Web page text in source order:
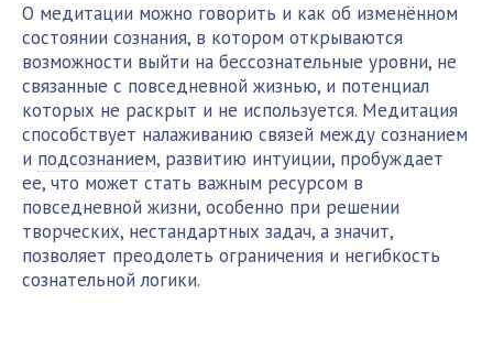
О медитации можно говорить и как об изменённом
состоянии сознания, в котором открываются
возможности выйти на бессознательные уровни, не
связанные с повседневной жизнью, и потенциал
которых не раскрыт и не используется. Медитация
способствует налаживанию связей между сознанием
и подсознанием, развитию интуиции, пробуждает
ее, что может стать важным ресурсом в
повседневной жизни, особенно при решении
творческих, нестандартных задач, а значит,
позволяет преодолеть ограничения и негибкость
сознательной логики.